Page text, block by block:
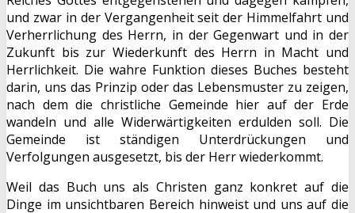
und zwar in der Vergangenheit seit der Himmelfahrt und
Verherrlichung des Herrn, in der Gegenwart und in der
Zukunft bis zur Wiederkunft des Herrn in Macht und
Herrlichkeit. Die wahre Funktion dieses Buches besteht
darin, uns das Prinzip oder das Lebensmuster zu zeigen,
nach dem die christliche Gemeinde hier auf der Erde
wandeln und alle Widerwärtigkeiten erdulden soll. Die
Gemeinde ist ständigen Unterdrückungen und
Verfolgungen ausgesetzt, bis der Herr wiederkommt.
Weil das Buch uns als Christen ganz konkret auf die
Dinge im unsichtbaren Bereich hinweist und uns auf die